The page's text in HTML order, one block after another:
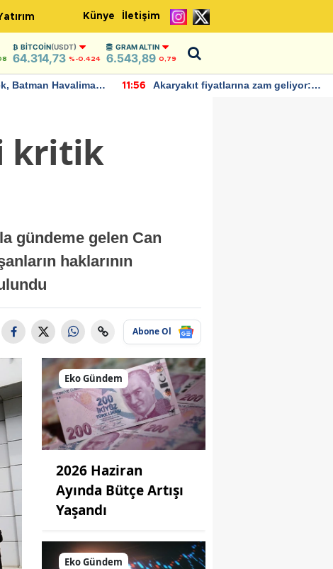
Künye İletişim
BITCOIN(USDT)
64.314,73 %-0.424
GRAM ALTIN
6.543,89 0,79
Batman Havalimanı
11:56
Akaryakıt fiyatlarına zam geliyor:
kritik
gündeme gelen Can
haklarının
Abone Ol
Eko Gündem
2026 Haziran
Ayında Bütçe Artışı
Yaşandı
Eko Gündem